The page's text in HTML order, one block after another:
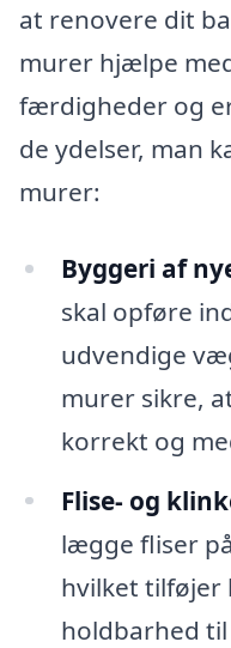
at renovere dit
murer hjælpe
færdigheder og
de ydelser, man
murer:
Byggeri af
skal opføre
udvendige
murer sikre,
korrekt og
Flise- og
lægge fliser
hvilket tilføjer
holdbarhed